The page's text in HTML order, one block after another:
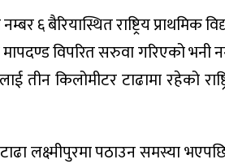
६ बैरियास्थित राष्ट्रिय प्राथमिक
विपरित सरुवा गरिएको भनी
तीन किलोमीटर टाढामा रहेको
लक्ष्मीपुरमा पठाउन समस्या